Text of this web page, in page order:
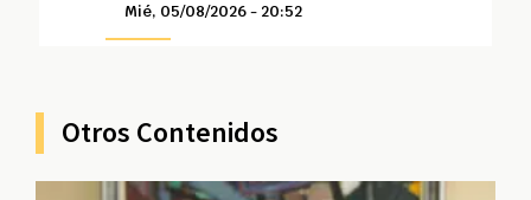
Mié, 05/08/2026 - 20:52
Otros Contenidos